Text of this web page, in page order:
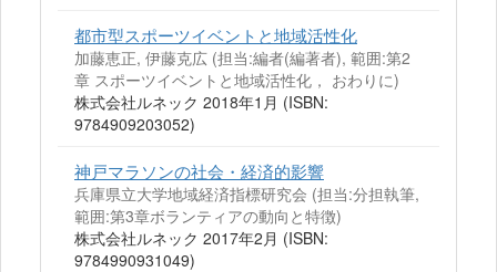
都市型スポーツイベントと地域活性化
加藤恵正, 伊藤克広 (担当:編者(編著者), 範囲:第2
章 スポーツイベントと地域活性化， おわりに)
株式会社ルネック 2018年1月 (ISBN:
9784909203052)
神戸マラソンの社会・経済的影響
兵庫県立大学地域経済指標研究会 (担当:分担執筆,
範囲:第3章ボランティアの動向と特徴)
株式会社ルネック 2017年2月 (ISBN:
9784990931049)